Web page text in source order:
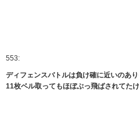
553:
ディフェンスバトルは負け確に近いのあ
11枚ベル取ってもほぼぶっ飛ばされてた